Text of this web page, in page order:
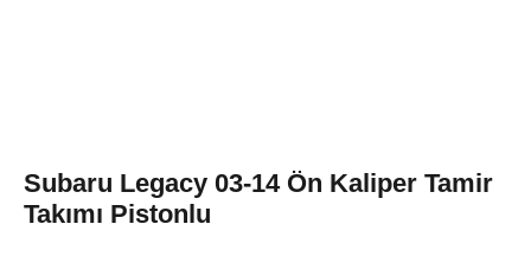
Subaru Legacy 03-14 Ön Kaliper Tamir
Takımı Pistonlu